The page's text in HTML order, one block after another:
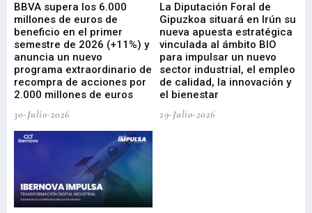
BBVA supera los 6.000
millones de euros de
beneficio en el primer
semestre de 2026 (+11%) y
anuncia un nuevo
programa extraordinario de
recompra de acciones por
2.000 millones de euros
30-Julio-2026
La Diputación Foral de
Gipuzkoa situará en Irún su
nueva apuesta estratégica
vinculada al ámbito BIO
para impulsar un nuevo
sector industrial, el empleo
de calidad, la innovación y
el bienestar
29-Julio-2026